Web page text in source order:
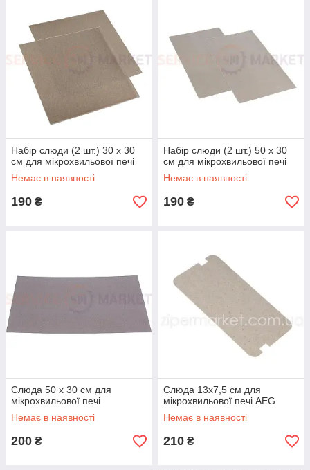
Набір слюди (2 шт.) 30 x 30
см для мікрохвильової печі
Немає в наявності
190 ₴
Набір слюди (2 шт.) 50 x 30
см для мікрохвильової печі
Немає в наявності
190 ₴
Слюда 50 x 30 см для
мікрохвильової печі
Немає в наявності
200 ₴
Слюда 13x7,5 см для
мікрохвильової печі AEG
Немає в наявності
210 ₴